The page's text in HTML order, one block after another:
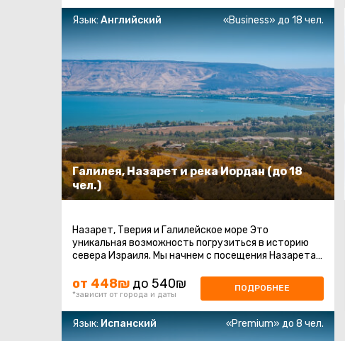
Галилея, Назарет и река Иордан (до 18
чел.)
Язык:Английский «Business» до 18 чел.
Назарет, Тверия и Галилейское море Это
уникальная возможность погрузиться в историю
севера Израиля. Мы начнем с посещения Назарета,
от 448₪ до 540₪
*зависит от города и даты
ПОДРОБНЕЕ
Язык: Испанский «Premium» до 8 чел.